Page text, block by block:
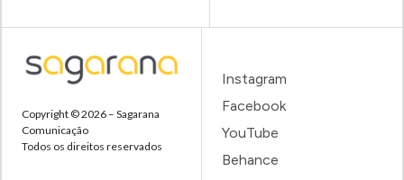
Copyright © 2026 – Sagarana
Comunicação
Todos os direitos reservados
Instagram
Facebook
YouTube
Behance